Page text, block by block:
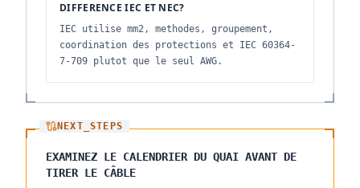
DIFFERENCE IEC ET NEC?
IEC utilise mm2, methodes, groupement,
coordination des protections et IEC 60364-
7-709 plutot que le seul AWG.
NEXT_STEPS
EXAMINEZ LE CALENDRIER DU QUAI AVANT DE
TIRER LE CÂBLE